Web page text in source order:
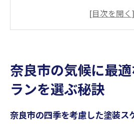
湿度と温度が影響する
気候データを活かした
外壁塗装で奈良市の住まい
奈良市の気候に最
ランを選ぶ秘訣
奈良市の四季を考慮した塗装ス